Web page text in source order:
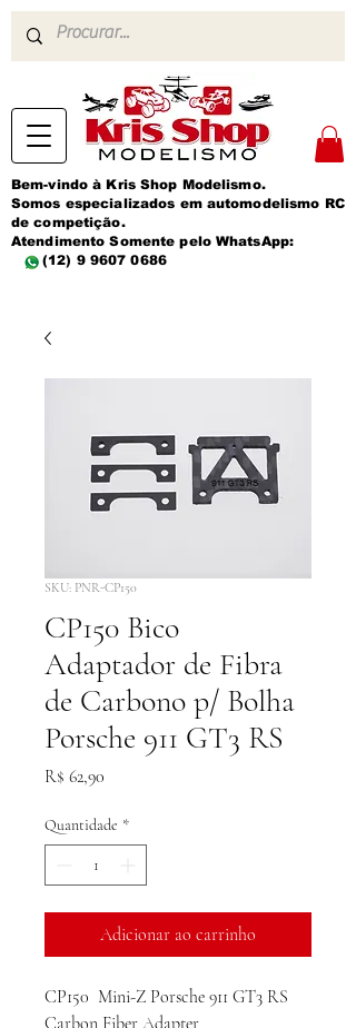
Bem-vindo à Kris Shop Modelismo.
Somos especializados em automodelismo RC
de competição.
Atendimento Somente pelo WhatsApp:
(12) 9 9607 0686
SKU: PNR-CP150
CP150 Bico
Adaptador de Fibra
de Carbono p/ Bolha
Porsche 911 GT3 RS
R$ 62,90
Quantidade *
Adicionar ao carrinho
CP150 Mini-Z Porsche 911 GT3 RS